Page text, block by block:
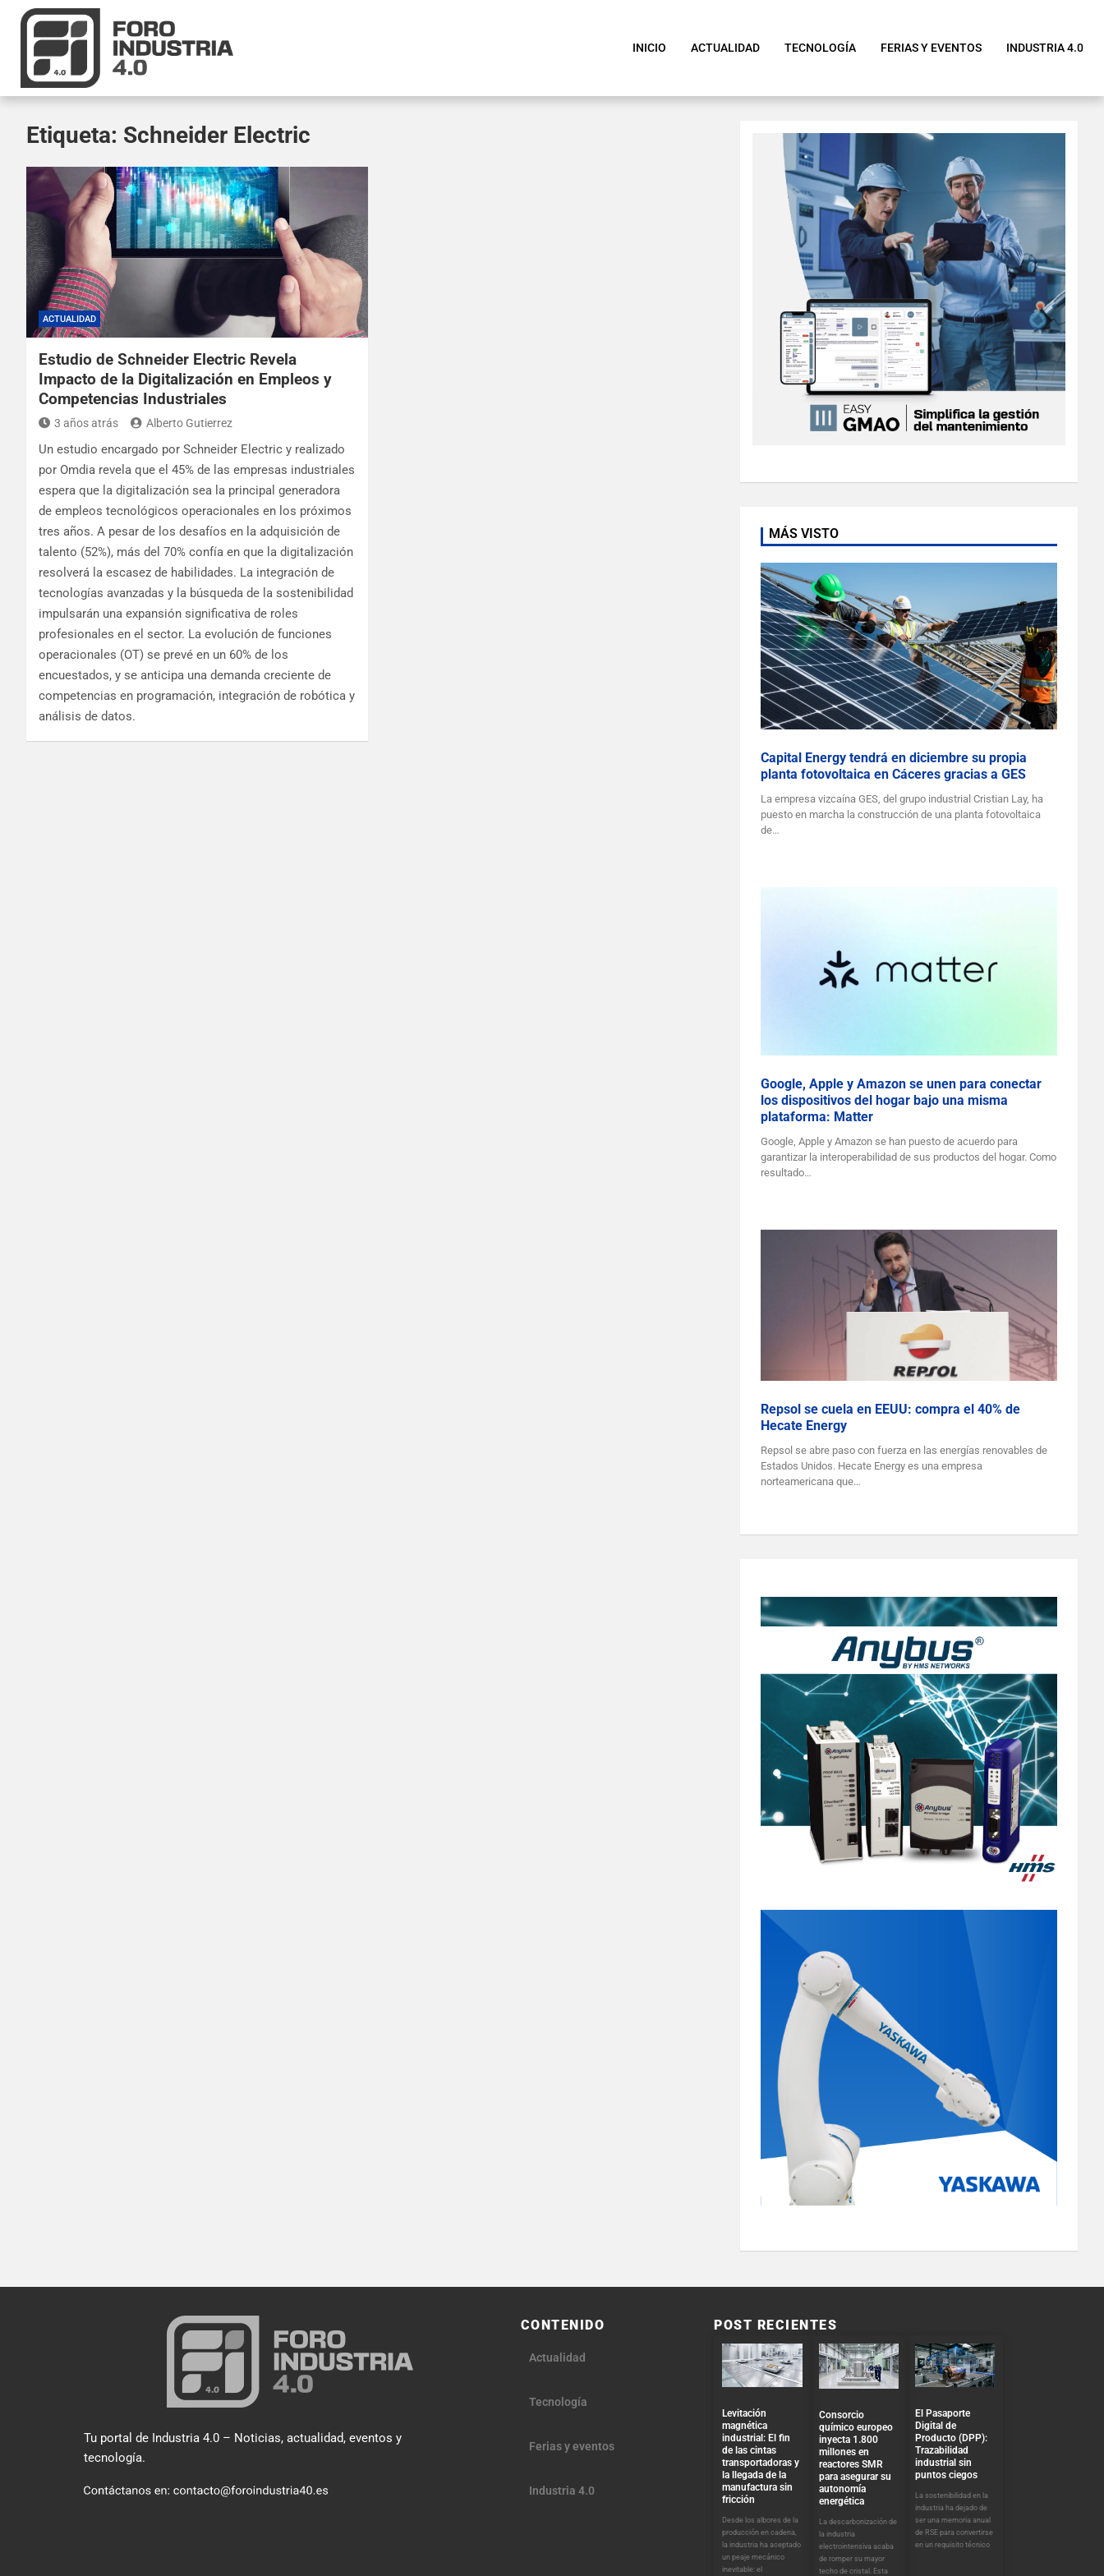
INICIO ACTUALIDAD TECNOLOGÍA FERIAS Y EVENTOS INDUSTRIA 4.0
Etiqueta: Schneider Electric
ACTUALIDAD
Estudio de Schneider Electric Revela
Impacto de la Digitalización en Empleos y
Competencias Industriales
3 años atrás Alberto Gutierrez
Un estudio encargado por Schneider Electric y realizado
por Omdia revela que el 45% de las empresas industriales
espera que la digitalización sea la principal generadora
de empleos tecnológicos operacionales en los próximos
tres años. A pesar de los desafíos en la adquisición de
talento (52%), más del 70% confía en que la digitalización
resolverá la escasez de habilidades. La integración de
tecnologías avanzadas y la búsqueda de la sostenibilidad
impulsarán una expansión significativa de roles
profesionales en el sector. La evolución de funciones
operacionales (OT) se prevé en un 60% de los
encuestados, y se anticipa una demanda creciente de
competencias en programación, integración de robótica y
análisis de datos.
MÁS VISTO
Capital Energy tendrá en diciembre su propia
planta fotovoltaica en Cáceres gracias a GES
La empresa vizcaína GES, del grupo industrial Cristian Lay, ha
puesto en marcha la construcción de una planta fotovoltaica
de…
Google, Apple y Amazon se unen para conectar
los dispositivos del hogar bajo una misma
plataforma: Matter
Google, Apple y Amazon se han puesto de acuerdo para
garantizar la interoperabilidad de sus productos del hogar. Como
resultado…
Repsol se cuela en EEUU: compra el 40% de
Hecate Energy
Repsol se abre paso con fuerza en las energías renovables de
Estados Unidos. Hecate Energy es una empresa
norteamericana que…
Tu portal de Industria 4.0 – Noticias, actualidad, eventos y
tecnología.
CONTENIDO
Actualidad
Tecnología
Ferias y eventos
Industria 4.0
POST RECIENTES
Levitación
magnética
industrial: El fin
de las cintas
transportadoras y
la llegada de la
manufactura sin
fricción
Desde los albores de la
producción en cadena,
la industria ha aceptado
un peaje mecánico
inevitable: el
Consorcio
químico europeo
inyecta 1.800
millones en
reactores SMR
para asegurar su
autonomía
energética
La descarbonización de
la industria
electrointensiva acaba
de romper su mayor
techo de cristal. Esta
El Pasaporte
Digital de
Producto (DPP):
Trazabilidad
industrial sin
puntos ciegos
La sostenibilidad en la
industria ha dejado de
ser una memoria anual
de RSE para convertirse
en un requisito técnico